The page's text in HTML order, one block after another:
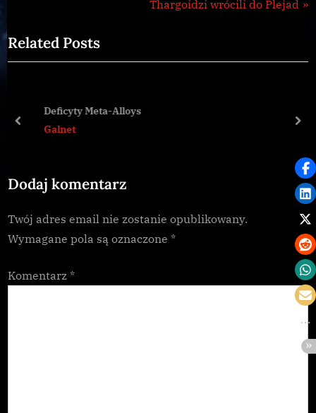
v
i
s
s
:
N
t
Thargoidzi wrócili do Plejad
Related Posts
Deficyty Meta-Alloys
Galnet
prev
Dodaj komentarz
Twój adres email nie zostanie opublikowany.
Wymagane pola są oznaczone *
Komentarz *